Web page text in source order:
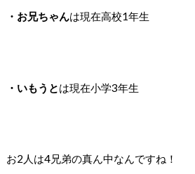
・お兄ちゃんは現在高校1年生
・いもうとは現在小学3年生
お2人は4兄弟の真ん中なんですね！